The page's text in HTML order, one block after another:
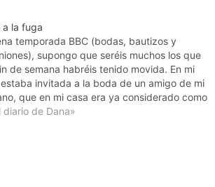
a la fuga
temporada BBC (bodas, bautizos y
supongo que seréis muchos los que
de semana habréis tenido movida. En mi
invitada a la boda de un amigo de mi
que en mi casa era ya considerado como
más de la familia.
diario de Dana»